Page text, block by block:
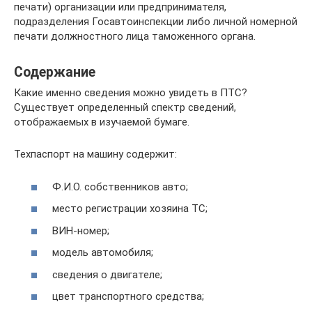
печати) организации или предпринимателя,
подразделения Госавтоинспекции либо личной номерной
печати должностного лица таможенного органа.
Содержание
Какие именно сведения можно увидеть в ПТС?
Существует определенный спектр сведений,
отображаемых в изучаемой бумаге.
Техпаспорт на машину содержит:
Ф.И.О. собственников авто;
место регистрации хозяина ТС;
ВИН-номер;
модель автомобиля;
сведения о двигателе;
цвет транспортного средства;